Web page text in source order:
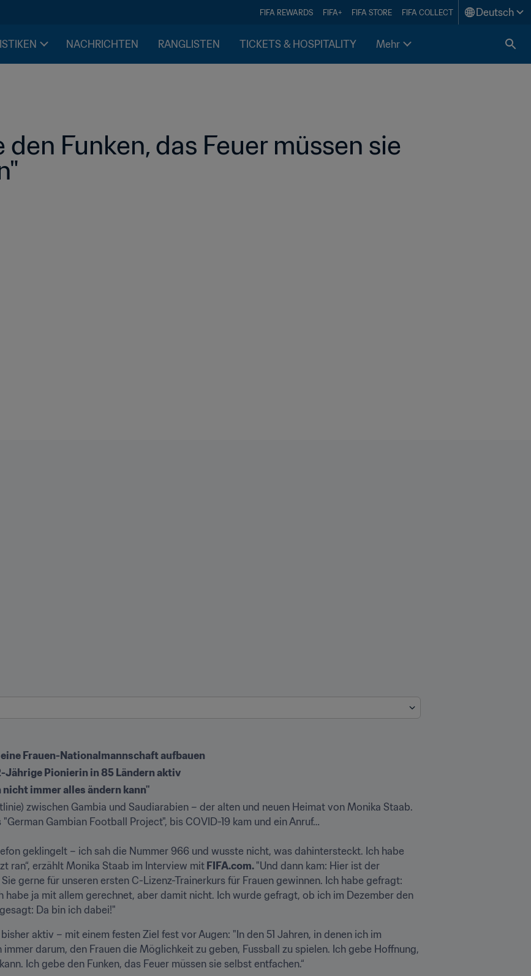
FIFA REWARDS FIFA+ FIFA STORE FIFA COLLECT Deutsch
NACHRICHTEN RANGLISTEN TICKETS & HOSPITALITY Mehr
Funken, das Feuer müssen sie
Frauen-Nationalmannschaft aufbauen
Jährige Pionierin in 85 Ländern aktiv
immer alles ändern kann"
zwischen Gambia und Saudiarabien – der alten und neuen Heimat von Monika Staab.
Gambian Football Project", bis COVID-19 kam und ein Anruf…
geklingelt – ich sah die Nummer 966 und wusste nicht, was dahintersteckt. Ich habe
ran“, erzählt Monika Staab im Interview mit FIFA.com. "Und dann kam: Hier ist der
gerne für unseren ersten C-Lizenz-Trainerkurs für Frauen gewinnen. Ich habe gefragt:
habe ja mit allem gerechnet, aber damit nicht. Ich wurde gefragt, ob ich im Dezember den
Da bin ich dabei!"
aktiv – mit einem festen Ziel fest vor Augen: "In den 51 Jahren, in denen ich im
darum, den Frauen die Möglichkeit zu geben, Fussball zu spielen. Ich gebe Hoffnung,
Ich gebe den Funken, das Feuer müssen sie selbst entfachen.“